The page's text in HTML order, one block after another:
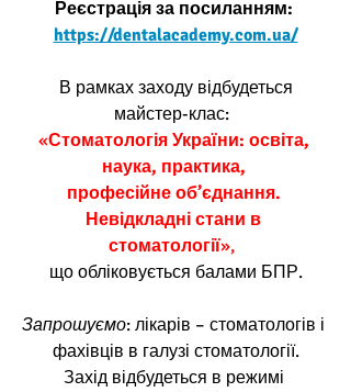
Реєстрація за посиланням:
https://dentalacademy.com.ua/
В рамках заходу відбудеться
майстер-клас:
«Стоматологія України: освіта,
наука, практика,
професійне об’єднання.
Невідкладні стани в
стоматології»,
що обліковується балами БПР.
Запрошуємо: лікарів – стоматологів і
фахівців в галузі стоматології.
Захід відбудеться в режимі